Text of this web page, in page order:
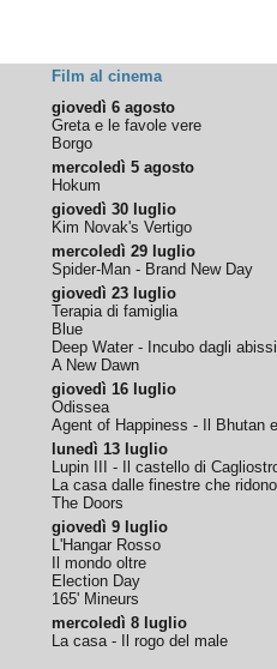
Film al cinema
giovedì 6 agosto
Greta e le favole vere
Borgo
mercoledì 5 agosto
Hokum
giovedì 30 luglio
Kim Novak's Vertigo
mercoledì 29 luglio
Spider-Man - Brand New Day
giovedì 23 luglio
Terapia di famiglia
Blue
Deep Water - Incubo dagli abissi
A New Dawn
giovedì 16 luglio
Odissea
Agent of Happiness - Il Bhutan
lunedì 13 luglio
Lupin III - Il castello di
La casa dalle finestre che ridono
The Doors
giovedì 9 luglio
L'Hangar Rosso
Il mondo oltre
Election Day
165' Mineurs
mercoledì 8 luglio
La casa - Il rogo del male